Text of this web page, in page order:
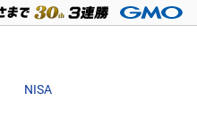
NISA